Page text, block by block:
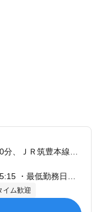
イム歓迎